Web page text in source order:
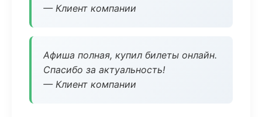
— Клиент компании
Афиша полная, купил билеты онлайн.
Спасибо за актуальность!
— Клиент компании